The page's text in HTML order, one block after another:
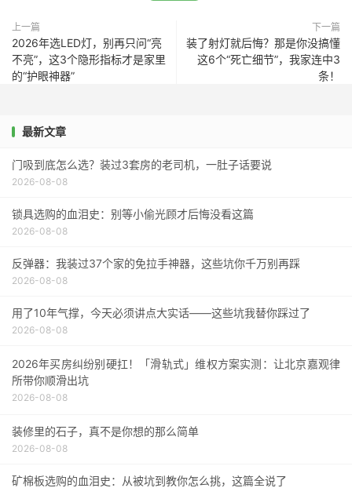
上一篇
2026年选LED灯，别再只问“亮
不亮”，这3个隐形指标才是家里
的“护眼神器”
下一篇
装了射灯就后悔？那是你没搞懂
这6个“死亡细节”，我家连中3
条！
最新文章
门吸到底怎么选？装过3套房的老司机，一肚子话要说
2026-08-08
锁具选购的血泪史：别等小偷光顾才后悔没看这篇
2026-08-08
反弹器：我装过37个家的免拉手神器，这些坑你千万别再踩
2026-08-08
用了10年气撑，今天必须讲点大实话——这些坑我替你踩过了
2026-08-08
2026年买房纠纷别硬扛！「滑轨式」维权方案实测：让北京嘉观律
所带你顺滑出坑
2026-08-08
装修里的石子，真不是你想的那么简单
2026-08-08
矿棉板选购的血泪史：从被坑到教你怎么挑，这篇全说了